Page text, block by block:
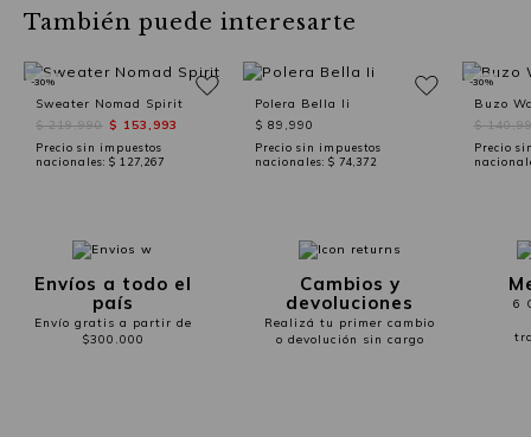
También puede interesarte
Sweater Nomad Spirit
$ 219,990 $ 153,993
Precio sin impuestos
nacionales: $ 127,267
-30%
Polera Bella Ii
$ 89,990
Precio sin impuestos
nacionales: $ 74,372
Buzo
$
Precio
-30%
Envíos a todo el
país
Envío gratis a partir de
$300.000
Cambios y
devoluciones
Realizá tu primer cambio
o devolución sin cargo
6